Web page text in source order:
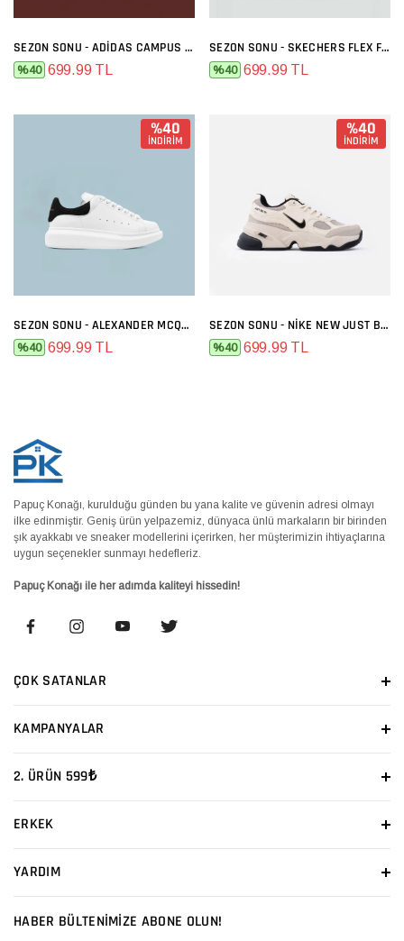
SEZON SONU - ADIDAS CAMPUS SIYAH BEYAZ
%40 699.99 TL
SEZON SONU - SKECHERS FLEX FULL SIYAH
%40 699.99 TL
%40
İNDİRİM
SEZON SONU - ALEXANDER MCQUEEN BEYAZ SIYAH
%40 699.99 TL
%40
İNDİRİM
SEZON SONU - NIKE NEW JUST BEJ
%40 699.99 TL
Papuç Konağı, kurulduğu günden bu yana kalite ve güvenin adresi olmayı
ilke edinmiştir. Geniş ürün yelpazemiz, dünyaca ünlü markaların bir birinden
şık ayakkabı ve sneaker modellerini içerirken, her müşterimizin ihtiyaçlarına
uygun seçenekler sunmayı hedefleriz.
Papuç Konağı ile her adımda kaliteyi hissedin!
ÇOK SATANLAR
KAMPANYALAR
2. ÜRÜN 599₺
ERKEK
YARDIM
HABER BÜLTENİMİZE ABONE OLUN!